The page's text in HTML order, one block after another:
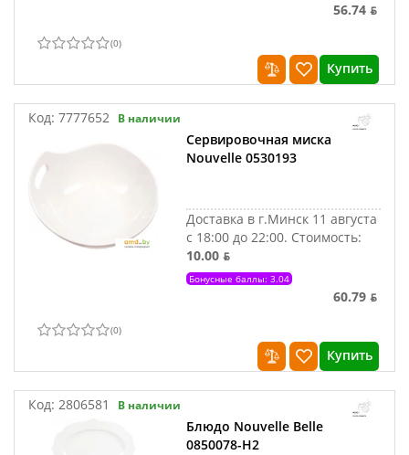
56.74 ƃ
(0)
Купить
Код: 7777652 В наличии
Сервировочная миска
Nouvelle 0530193
Доставка в г.Минск 11 августа
с 18:00 до 22:00. Стоимость:
10.00 ƃ
Бонусные баллы: 3.04
60.79 ƃ
(0)
Купить
Код: 2806581 В наличии
Блюдо Nouvelle Belle
0850078-Н2